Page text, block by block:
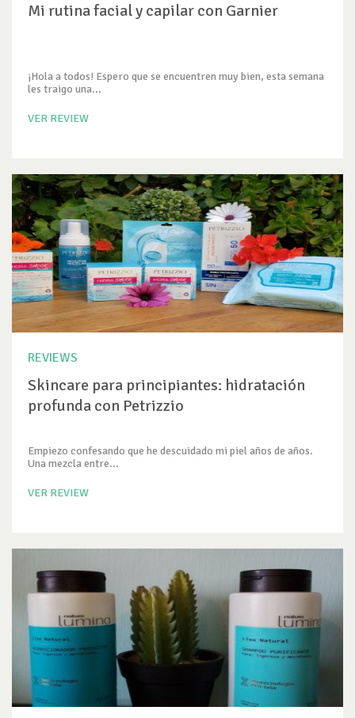
Mi rutina facial y capilar con Garnier
¡Hola a todos! Espero que se encuentren muy bien, esta semana
les traigo una...
VER REVIEW
REVIEWS
Skincare para principiantes: hidratación
profunda con Petrizzio
Empiezo confesando que he descuidado mi piel años de años.
Una mezcla entre...
VER REVIEW